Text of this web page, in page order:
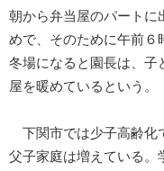
朝から弁当屋のパートに
めで、そのために午前６
冬場になると園長は、子
屋を暖めているという。
下関市では少子高齢化
父子家庭は増えている。